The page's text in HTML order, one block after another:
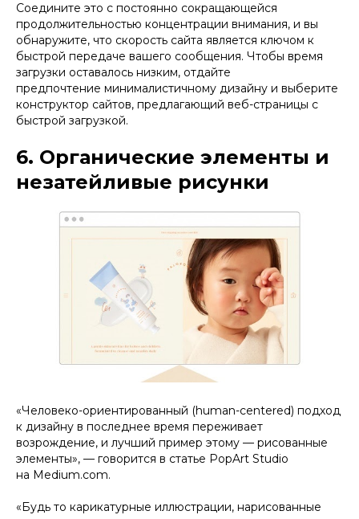
Соедините это с постоянно сокращающейся
продолжительностью концентрации внимания, и вы
обнаружите, что скорость сайта является ключом к
быстрой передаче вашего сообщения. Чтобы время
загрузки оставалось низким, отдайте
предпочтение минималистичному дизайну и выберите
конструктор сайтов, предлагающий веб-страницы с
быстрой загрузкой.
6. Органические элементы и
незатейливые рисунки
«Человеко-ориентированный (human-centered) подход
к дизайну в последнее время переживает
возрождение, и лучший пример этому — рисованные
элементы», — говорится в статье PopArt Studio
на Medium.com.
«Будь то карикатурные иллюстрации, нарисованные